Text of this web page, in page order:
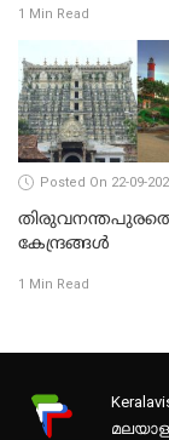
1 Min Read
Posted On 22-09-
തിരുവനന്തപുരത്തെ
കേന്ദ്രങ്ങൾ
1 Min Read